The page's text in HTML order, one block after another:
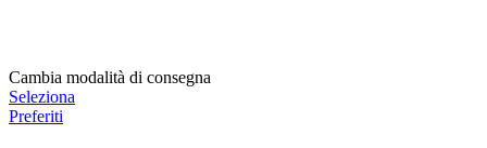
Cambia modalità di consegna
Seleziona
Preferiti